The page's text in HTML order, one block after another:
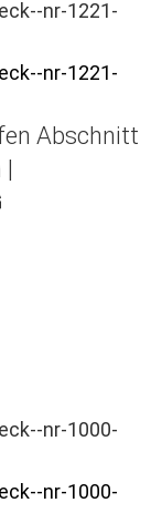
Abschnitt
|